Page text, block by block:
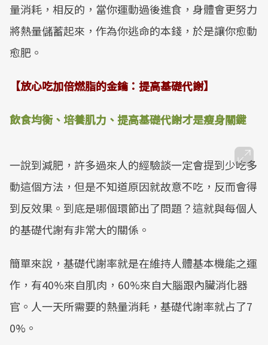
量消耗，相反的，當你運動過後進食，身體會更努力
將熱量儲蓄起來，作為你逃命的本錢，於是讓你愈動
愈肥。
【放心吃加倍燃脂的金鑰：提高基礎代謝】
飲食均衡、培養肌力、提高基礎代謝才是瘦身關鍵
一說到減肥，許多過來人的經驗談一定會提到少吃多
動這個方法，但是不知道原因就故意不吃，反而會得
到反效果。到底是哪個環節出了問題？這就與每個人
的基礎代謝有非常大的關係。
簡單來說，基礎代謝率就是在維持人體基本機能之運
作，有40%來自肌肉，60%來自大腦跟內臟消化器
官。人一天所需要的熱量消耗，基礎代謝率就占了7
0%。